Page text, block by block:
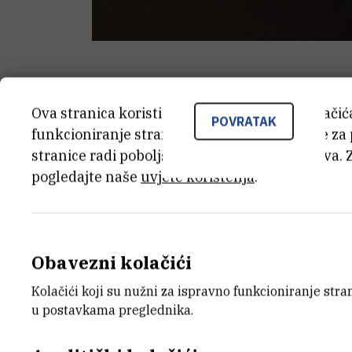
Na nedavno održanom
Mediterana (CIESM)dr.
okoliša IRB-a, izabrana
članica znanstvenog
odbora CIESM-a, kojeg
vodio predsjednik
Međunarodna komisija za znanstveno
POVRATAK
Ova stranica koristi kolačiće. Neki od tih
funkcioniranje stranice, dok se drugi koriste
stranice radi poboljšanja korisničkog iskustva.
pogledajte naše uvjete korištenja.
Obavezni kolačići
Kolačići koji su nužni za ispravno funkcioniranje
u postavkama preglednika.